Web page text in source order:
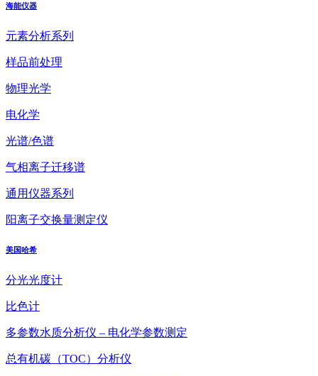
海能仪器
元素分析系列
样品前处理
物理光学
电化学
光谱/色谱
气相离子迁移谱
通用仪器系列
阳离子交换量测定仪
美国哈希
分光光度计
比色计
多参数水质分析仪 – 电化学参数测定
总有机碳（TOC）分析仪